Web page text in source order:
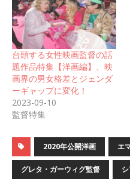
台頭する女性映画監督の話
題作品特集【洋画編】、映
画界の男女格差とジェンダ
ーギャップに変化！
2023-09-10
監督特集
2020年公開洋画 エ
グレタ・ガーウィグ監督